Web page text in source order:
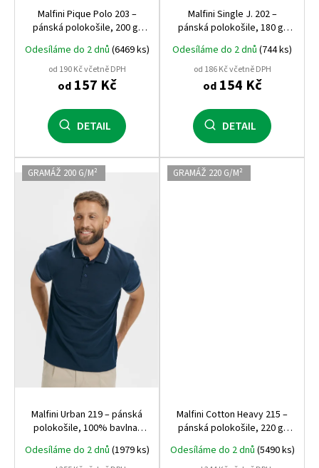
Malfini Pique Polo 203 –
pánská polokošile, 200 g,
pro firemní výšivku
Odesíláme do 2 dnů (6469 ks)
od 190 Kč včetně DPH
od157 Kč
DETAIL
Malfini Single J. 202 –
pánská polokošile, 180 g,
potisk i výšivku
Odesíláme do 2 dnů (744 ks)
od 186 Kč včetně DPH
od154 Kč
DETAIL
GRAMÁŽ 200 G/M²
Malfini Urban 219 – pánská
polokošile, 100% bavlna,
180 g, moderní střih, ideální
na potisk i firemní branding
Odesíláme do 2 dnů (1979 ks)
GRAMÁŽ 220 G/M²
Malfini Cotton Heavy 215 –
pánská polokošile, 220 g,
nejpevnější bavlněná
polokošile Malfini, ideální
Odesíláme do 2 dnů (5490 ks)